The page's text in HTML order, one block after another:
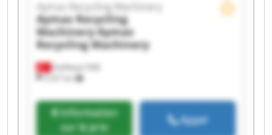
Halilbeyli OSB
2 257 km
Aymas Recycling Machinery
Aymas Recycling
Machinery Aymas
Recycling Machinery
Information
sur le prix
Appel